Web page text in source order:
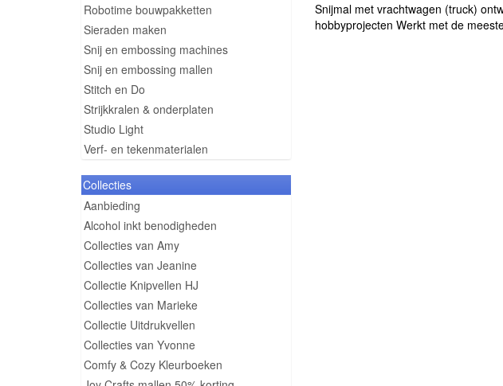
Robotime bouwpakketten
Sieraden maken
Snij en embossing machines
Snij en embossing mallen
Stitch en Do
Strijkkralen & onderplaten
Studio Light
Verf- en tekenmaterialen
Collecties
Aanbieding
Alcohol inkt benodigheden
Collecties van Amy
Collecties van Jeanine
Collectie Knipvellen HJ
Collecties van Marieke
Collectie Uitdrukvellen
Collecties van Yvonne
Comfy & Cozy Kleurboeken
Snijmal met vrachtwagen (truck)
hobbyprojecten Werkt met de